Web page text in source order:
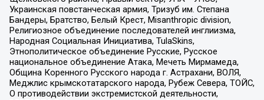
Украинская повстанческая армия, Тризуб им. Степана
Бандеры, Братство, Белый Крест, Misanthropic division,
Религиозное объединение последователей инглиизма,
Народная Социальная Инициатива, TulaSkins,
Этнополитическое объединение Русские, Русское
национальное объединение Атака, Мечеть Мирмамеда,
Община Коренного Русского народа г. Астрахани, ВОЛЯ,
Меджлис крымскотатарского народа, Рубеж Севера, ТОЙС,
О противодействии экстремистской деятельности,